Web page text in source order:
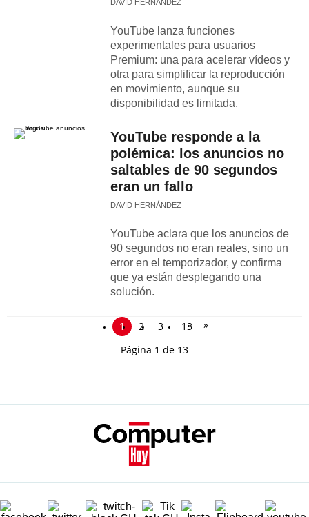
DAVID HERNÁNDEZ
YouTube lanza funciones
experimentales para usuarios
Premium: una para acelerar vídeos y
otra para simplificar la reproducción
en movimiento, aunque su
disponibilidad es limitada.
YouTube responde a la
polémica: los anuncios no
saltables de 90 segundos
eran un fallo
DAVID HERNÁNDEZ
YouTube aclara que los anuncios de
90 segundos no eran reales, sino un
error en el temporizador, y confirma
que ya están desplegando una
solución.
1 2 3 13
»
Página 1 de 13